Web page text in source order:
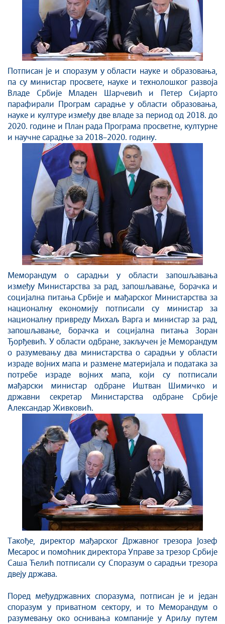
Потписан је и споразум у области науке и образовања,
па су министар просвете, науке и технолошког развоја
Владе Србије Младен Шарчевић и Петер Сијарто
парафирали Програм сарадње у области образовања,
науке и културе између две владе за период од 2018. до
2020. године и План рада Програма просветне, културне
и научне сарадње за 2018–2020. годину.
Меморандум о сарадњи у области запошљавања
између Министарства за рад, запошљавање, борачка и
социјална питања Србије и мађарског Министарства за
националну економију потписали су министар за
националну привреду Михаљ Варга и министар за рад,
запошљавање, борачка и социјална питања Зоран
Ђорђевић. У области одбране, закључен је Меморандум
о разумевању два министарства о сарадњи у области
израде војних мапа и размене материјала и података за
потребе израде војних мапа, који су потписали
мађарски министар одбране Иштван Шимичко и
државни секретар Министарствa одбране Србије
Александар Живковић.
Такође, директор мађарског Државног трезора Јозеф
Месарос и помоћник директора Управе за трезор Србије
Саша Ћелић потписали су Споразум о сарадњи трезора
двеју држава.
Поред међудржавних споразума, потписан је и један
споразум у приватном сектору, и то Меморандум о
разумевању око оснивања компаније у Ариљу путем